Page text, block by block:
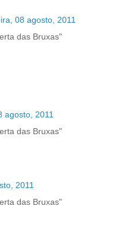
08 agosto, 2011
das Bruxas"
agosto, 2011
das Bruxas"
2011
das Bruxas"